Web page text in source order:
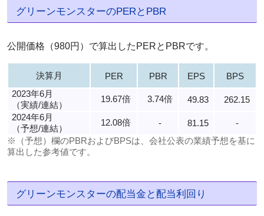
グリーンモンスターのPERとPBR
公開価格（980円）で算出したPERとPBRです。
決算月 PER PBR EPS
BPS
2023年6月
（実績/連結）
19.67倍 3.74倍 49.83
262.15
2024年6月
（予想/連結）
12.08倍 - 81.15
-
※（予想）欄のPBRおよびBPSは、会社公表の業績予想を基に
算出した参考値です。
グリーンモンスターの配当金と配当利回り